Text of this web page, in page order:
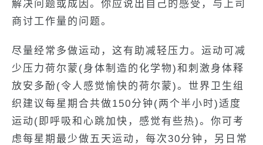
解决问题或成因。你应说出自己的感受，与上司
商讨工作量的问题。
尽量经常多做运动，这有助减轻压力。运动可减
少压力荷尔蒙(身体制造的化学物)和刺激身体释
放安多酚(令人感觉愉快的荷尔蒙)。世界卫生组
织建议每星期合共做150分钟(两个半小时)适度
运动(即呼吸和心跳加快，感觉有些热)。你可考
虑每星期最少做五天运动，每次30分钟，另日常